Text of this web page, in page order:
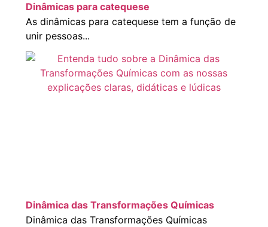
Dinâmicas para catequese
As dinâmicas para catequese tem a função de
unir pessoas...
Dinâmica das Transformações Químicas
Dinâmica das Transformações Químicas